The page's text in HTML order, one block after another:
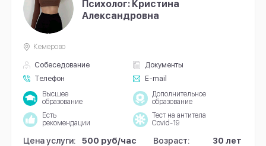
Психолог: Кристина
Александровна
Собеседование
Документы
Телефон
E-mail
Кемерово
Высшее
образование
Дополнительное
образование
Есть
рекомендации
Тест на антитела
Covid-19
Цена услуги: 500 руб/час Возраст: 30 лет